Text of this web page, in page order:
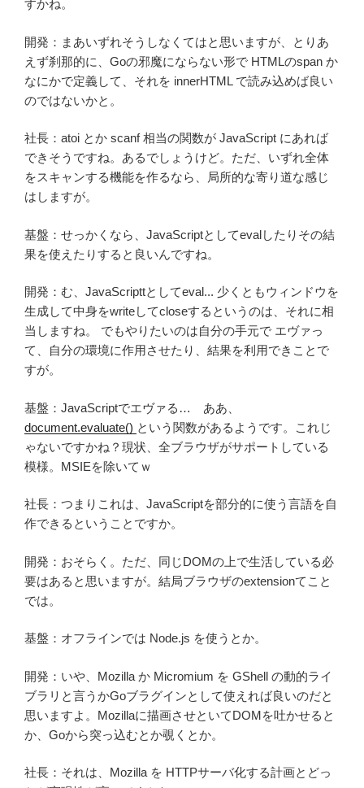
すかね。
開発：まあいずれそうしなくてはと思いますが、とりあ
えず刹那的に、Goの邪魔にならない形で HTMLのspan か
なにかで定義して、それを innerHTML で読み込めば良い
のではないかと。
社長：atoi とか scanf 相当の関数が JavaScript にあれば
できそうですね。あるでしょうけど。ただ、いずれ全体
をスキャンする機能を作るなら、局所的な寄り道な感じ
はしますが。
基盤：せっかくなら、JavaScriptとしてevalしたりその結
果を使えたりすると良いんですね。
開発：む、JavaScripttとしてeval... 少くともウィンドウを
生成して中身をwriteしてcloseするというのは、それに相
当しますね。 でもやりたいのは自分の手元で エヴァっ
て、自分の環境に作用させたり、結果を利用できことで
すが。
基盤：JavaScriptでエヴァる… ああ、
document.evaluate() という関数があるようです。これじ
ゃないですかね？現状、全ブラウザがサポートしている
模様。MSIEを除いてｗ
社長：つまりこれは、JavaScriptを部分的に使う言語を自
作できるということですか。
開発：おそらく。ただ、同じDOMの上で生活している必
要はあると思いますが。結局ブラウザのextensionてこと
では。
基盤：オフラインでは Node.js を使うとか。
開発：いや、Mozilla か Micromium を GShell の動的ライ
ブラリと言うかGoブラグインとして使えれば良いのだと
思いますよ。Mozillaに描画させといてDOMを吐かせると
か、Goから突っ込むとか覗くとか。
社長：それは、Mozilla を HTTPサーバ化する計画とどっ